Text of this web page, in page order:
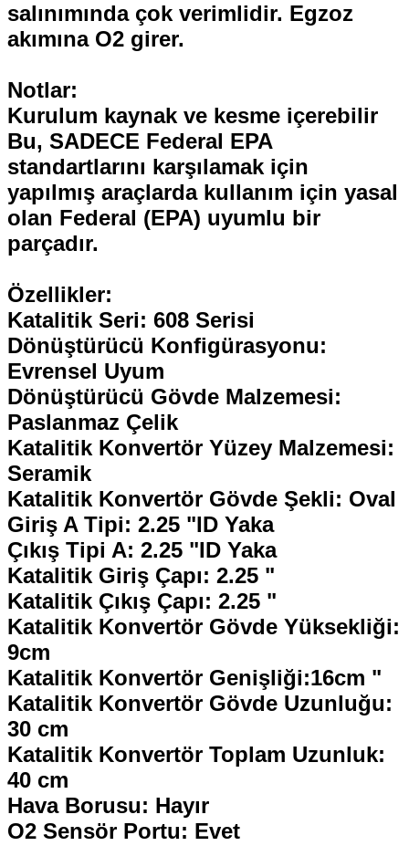
salınımında çok verimlidir. Egzoz
akımına O2 girer.
Notlar:
Kurulum kaynak ve kesme içerebilir
Bu, SADECE Federal EPA
standartlarını karşılamak için
yapılmış araçlarda kullanım için yasal
olan Federal (EPA) uyumlu bir
parçadır.
Özellikler:
Katalitik Seri: 608 Serisi
Dönüştürücü Konfigürasyonu:
Evrensel Uyum
Dönüştürücü Gövde Malzemesi:
Paslanmaz Çelik
Katalitik Konvertör Yüzey Malzemesi:
Seramik
Katalitik Konvertör Gövde Şekli: Oval
Giriş A Tipi: 2.25 "ID Yaka
Çıkış Tipi A: 2.25 "ID Yaka
Katalitik Giriş Çapı: 2.25 "
Katalitik Çıkış Çapı: 2.25 "
Katalitik Konvertör Gövde Yüksekliği:
9cm
Katalitik Konvertör Genişliği:16cm "
Katalitik Konvertör Gövde Uzunluğu:
30 cm
Katalitik Konvertör Toplam Uzunluk:
40 cm
Hava Borusu: Hayır
O2 Sensör Portu: Evet